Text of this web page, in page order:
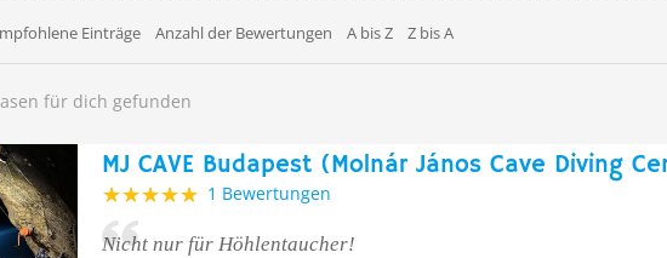
Einträge Anzahl der Bewertungen A bis Z Z bis A
für dich gefunden
MJ CAVE Budapest (Molnár János Cave Diving
1 Bewertungen
Nicht nur für Höhlentaucher!